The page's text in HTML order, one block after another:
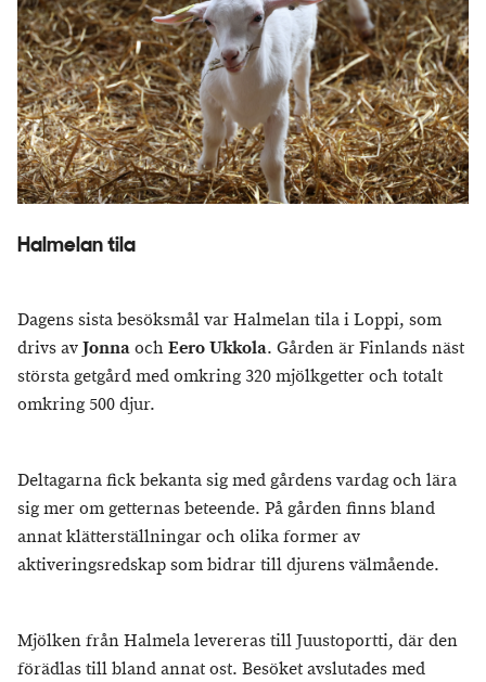
Halmelan tila
Dagens sista besöksmål var Halmelan tila i Loppi, som
drivs avJonnaochEero Ukkola. Gården är Finlands näst
största getgård med omkring 320 mjölkgetter och totalt
omkring 500 djur.
Deltagarna fick bekanta sig med gårdens vardag och lära
sig mer om getternas beteende. På gården finns bland
annat klätterställningar och olika former av
aktiveringsredskap som bidrar till djurens välmående.
Mjölken från Halmela levereras till Juustoportti, där den
förädlas till bland annat ost. Besöket avslutades med